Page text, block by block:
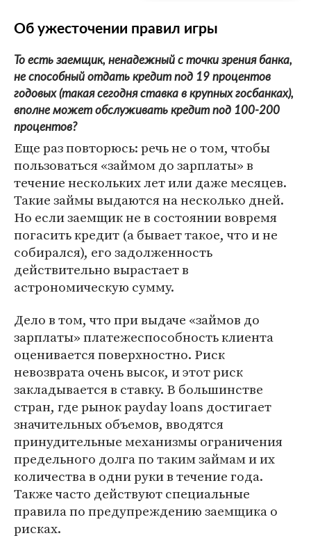
Об ужесточении правил игры
То есть заемщик, ненадежный с точки зрения банка,
не способный отдать кредит под 19 процентов
годовых (такая сегодня ставка в крупных госбанках),
вполне может обслуживать кредит под 100-200
процентов?
Еще раз повторюсь: речь не о том, чтобы
пользоваться «займом до зарплаты» в
течение нескольких лет или даже месяцев.
Такие займы выдаются на несколько дней.
Но если заемщик не в состоянии вовремя
погасить кредит (а бывает такое, что и не
собирался), его задолженность
действительно вырастает в
астрономическую сумму.
Дело в том, что при выдаче «займов до
зарплаты» платежеспособность клиента
оценивается поверхностно. Риск
невозврата очень высок, и этот риск
закладывается в ставку. В большинстве
стран, где рынок payday loans достигает
значительных объемов, вводятся
принудительные механизмы ограничения
предельного долга по таким займам и их
количества в одни руки в течение года.
Также часто действуют специальные
правила по предупреждению заемщика о
рисках.